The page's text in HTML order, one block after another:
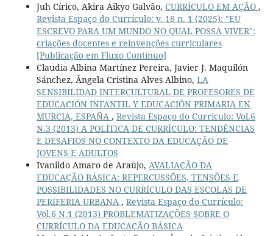
Juh Círico, Akira Aikyo Galvão, CURRÍCULO EM AÇÃO ,
Revista Espaço do Currículo: v. 18 n. 1 (2025): "EU
ESCREVO PARA UM MUNDO NO QUAL POSSA VIVER":
criações docentes e reinvenções curriculares
[Publicação em Fluxo Contínuo]
Claudia Albina Martínez Pereira, Javier J. Maquilón
Sánchez, Ângela Cristina Alves Albino, LA
SENSIBILIDAD INTERCULTURAL DE PROFESORES DE
EDUCACIÓN INFANTIL Y EDUCACIÓN PRIMARIA EN
MURCIA, ESPAÑA , Revista Espaço do Currículo: Vol.6
N.3 (2013) A POLÍTICA DE CURRÍCULO: TENDÊNCIAS
E DESAFIOS NO CONTEXTO DA EDUCAÇÃO DE
JOVENS E ADULTOS
Ivanildo Amaro de Araújo, AVALIAÇÃO DA
EDUCAÇÃO BÁSICA: REPERCUSSÕES, TENSÕES E
POSSIBILIDADES NO CURRÍCULO DAS ESCOLAS DE
PERIFERIA URBANA , Revista Espaço do Currículo:
Vol.6 N.1 (2013) PROBLEMATIZAÇÕES SOBRE O
CURRÍCULO DA EDUCAÇÃO BÁSICA